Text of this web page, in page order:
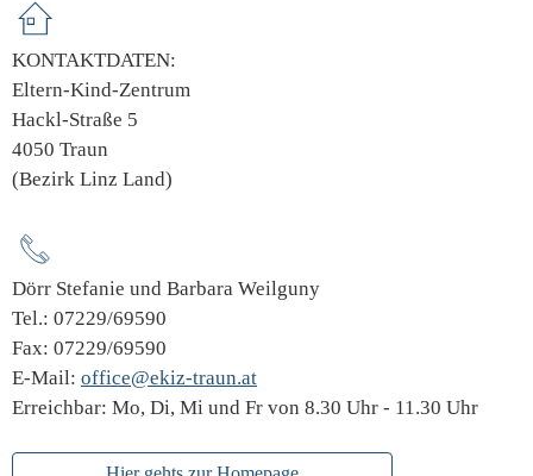
KONTAKTDATEN:
Eltern-Kind-Zentrum
Hackl-Straße 5
4050 Traun
(Bezirk Linz Land)
Dörr Stefanie und Barbara Weilguny
Tel.: 07229/69590
Fax: 07229/69590
E-Mail: office@ekiz-traun.at
Erreichbar: Mo, Di, Mi und Fr von 8.30 Uhr - 11.30 Uhr